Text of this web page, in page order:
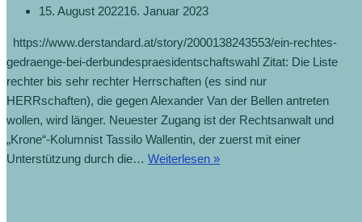
15. August 202216. Januar 2023
https://www.derstandard.at/story/2000138243553/ein-rechtes-
gedraenge-bei-derbundespraesidentschaftswahl Zitat: Die Liste
rechter bis sehr rechter Herrschaften (es sind nur
HERRschaften), die gegen Alexander Van der Bellen antreten
wollen, wird länger. Neuester Zugang ist der Rechtsanwalt und
„Krone“-Kolumnist Tassilo Wallentin, der zuerst mit einer
Unterstützung durch die… Weiterlesen »Rechtes